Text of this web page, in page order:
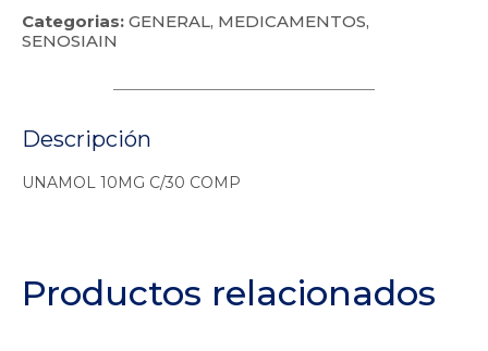
Categorias: GENERAL, MEDICAMENTOS,
SENOSIAIN
Descripción
UNAMOL 10MG C/30 COMP
Productos relacionados